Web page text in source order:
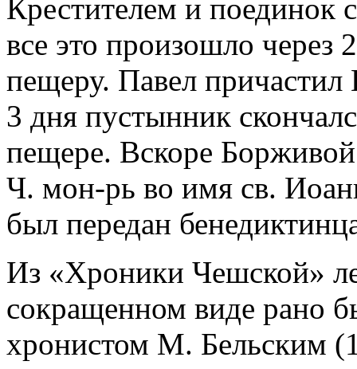
Крестителем и поединок
все это произошло через
пещеру. Павел
3 дня пустынник
пещере. Вскоре
Ч. мон-рь во имя св.
был передан
Из «Хроники Чешской»
сокращенном виде рано
хронистом М. Бельским